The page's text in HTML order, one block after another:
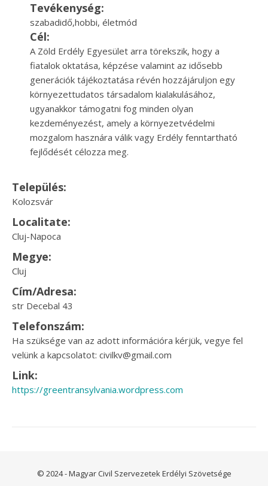
Tevékenység:
szabadidő,hobbi, életmód
Cél:
A Zöld Erdély Egyesület arra törekszik, hogy a
fiatalok oktatása, képzése valamint az idősebb
generációk tájékoztatása révén hozzájáruljon egy
környezettudatos társadalom kialakulásához,
ugyanakkor támogatni fog minden olyan
kezdeményezést, amely a környezetvédelmi
mozgalom hasznára válik vagy Erdély fenntartható
fejlődését célozza meg.
Település:
Kolozsvár
Localitate:
Cluj-Napoca
Megye:
Cluj
Cím/Adresa:
str Decebal 43
Telefonszám:
Ha szüksége van az adott információra kérjük, vegye fel
velünk a kapcsolatot: civilkv@gmail.com
Link:
https://greentransylvania.wordpress.com
© 2024 - Magyar Civil Szervezetek Erdélyi Szövetsége